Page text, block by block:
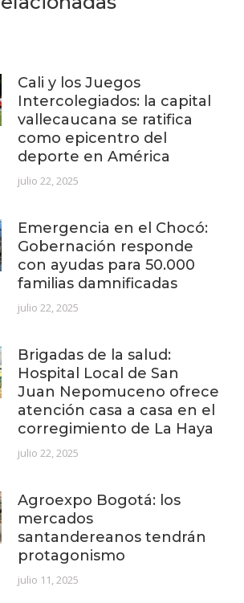
Cali y los Juegos
Intercolegiados: la capital
vallecaucana se ratifica
como epicentro del
deporte en América
julio 22, 2025
Emergencia en el Chocó:
Gobernación responde
con ayudas para 50.000
familias damnificadas
julio 22, 2025
Brigadas de la salud:
Hospital Local de San
Juan Nepomuceno ofrece
atención casa a casa en el
corregimiento de La Haya
julio 22, 2025
Agroexpo Bogotá: los
mercados
santandereanos tendrán
protagonismo
julio 11, 2025